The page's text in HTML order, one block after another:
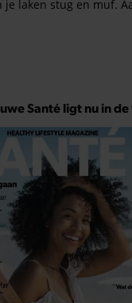
Santé ligt nu in